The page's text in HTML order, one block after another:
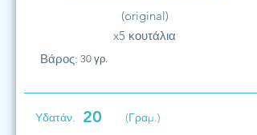
(original)
x5 κουτάλια
Βάρος: 30 γρ.
Υδατάν. 20 (Γραμ.)